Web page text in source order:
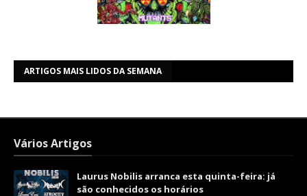
ARTIGOS MAIS LIDOS DA SEMANA
Vários Artigos
Laurus Nobilis arranca esta quinta-feira: já
são conhecidos os horários